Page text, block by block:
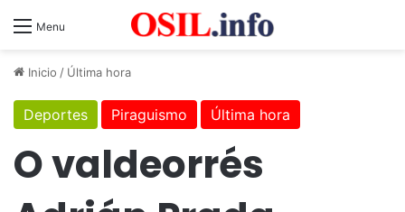
Menu
Inicio / Última hora
Deportes Piraguismo Última hora
O valdeorrés